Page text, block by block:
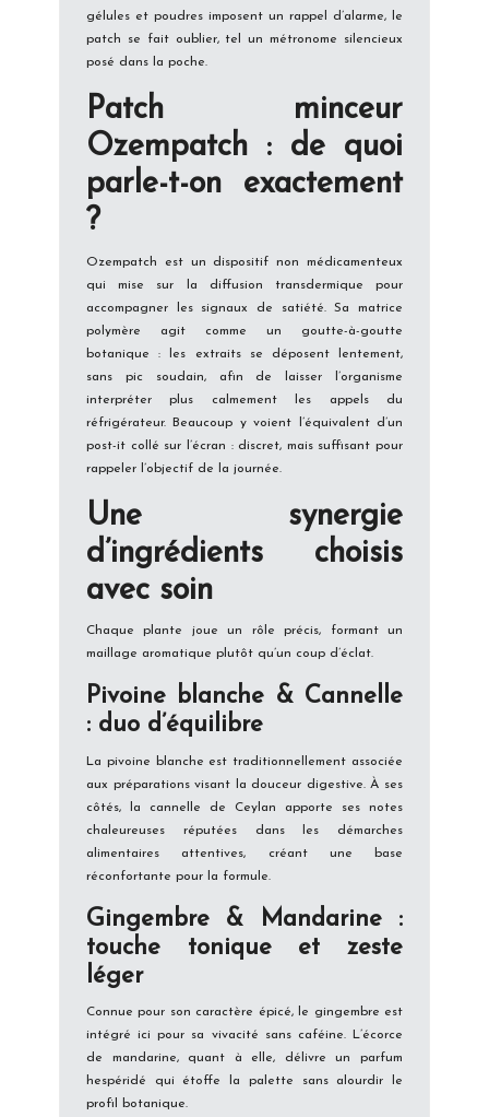
gélules et poudres imposent un rappel d’alarme, le
patch se fait oublier, tel un métronome silencieux
posé dans la poche.
Patch minceur
Ozempatch : de quoi
parle-t-on exactement
?
Ozempatch est un dispositif non médicamenteux
qui mise sur la diffusion transdermique pour
accompagner les signaux de satiété. Sa matrice
polymère agit comme un goutte-à-goutte
botanique : les extraits se déposent lentement,
sans pic soudain, afin de laisser l’organisme
interpréter plus calmement les appels du
réfrigérateur. Beaucoup y voient l’équivalent d’un
post-it collé sur l’écran : discret, mais suffisant pour
rappeler l’objectif de la journée.
Une synergie
d’ingrédients choisis
avec soin
Chaque plante joue un rôle précis, formant un
maillage aromatique plutôt qu’un coup d’éclat.
Pivoine blanche & Cannelle
: duo d’équilibre
La pivoine blanche est traditionnellement associée
aux préparations visant la douceur digestive. À ses
côtés, la cannelle de Ceylan apporte ses notes
chaleureuses réputées dans les démarches
alimentaires attentives, créant une base
réconfortante pour la formule.
Gingembre & Mandarine :
touche tonique et zeste
léger
Connue pour son caractère épicé, le gingembre est
intégré ici pour sa vivacité sans caféine. L’écorce
de mandarine, quant à elle, délivre un parfum
hespéridé qui étoffe la palette sans alourdir le
profil botanique.